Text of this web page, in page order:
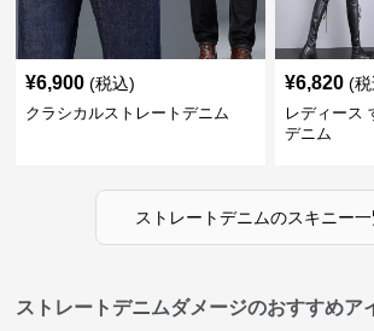
¥6,900 (税込)
クラシカルストレートデニム
¥6,820 (
レディース
デニム
ストレートデニムのスキニー
ストレートデニムダメージのおすすめア